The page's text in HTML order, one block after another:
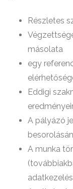
Részletes
másolata
egy
Eddigi
A pályázó
A munka